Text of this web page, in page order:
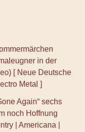
in der
[ Neue Deutsche
Metal ]
Again“ sechs
noch Hoffnung
| Americana |